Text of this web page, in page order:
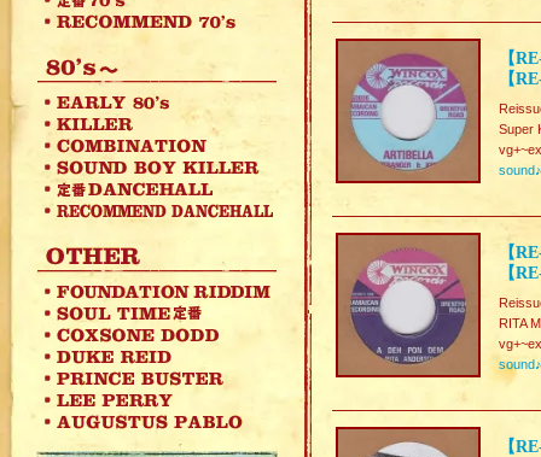
【
【
Super
sound♪
【
【
RITA
sound♪
【